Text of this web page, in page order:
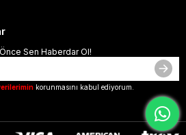
Sen Haberdar Ol!
korunmasını kabul ediyorum.